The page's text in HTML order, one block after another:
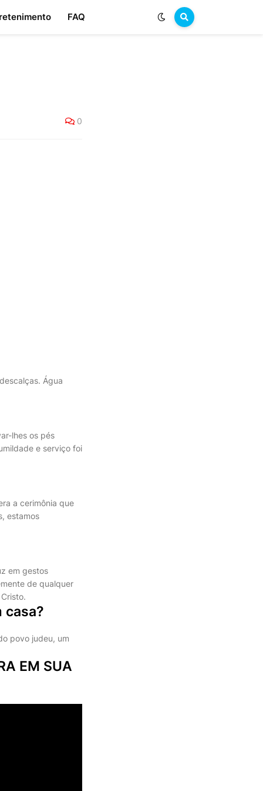
FAQ
0
Água
lhes os pés
e serviço foi
a cerimônia que
estamos
em gestos
de qualquer
casa?
povo judeu, um
EM SUA